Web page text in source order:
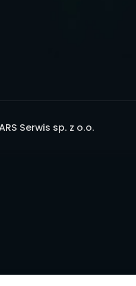
Serwis sp. z o.o.